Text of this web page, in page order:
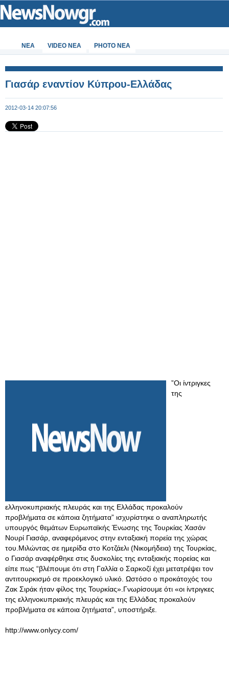
ΝΕΑ VIDEO NEA PHOTO NEA
Γιασάρ εναντίον Κύπρου-Ελλάδας
2012-03-14 20:07:56
”Οι ίντριγκες
της
ελληνοκυπριακής πλευράς και της Ελλάδας προκαλούν
προβλήματα σε κάποια ζητήματα” ισχυρίστηκε ο αναπληρωτής
υπουργός θεμάτων Ευρωπαϊκής Ένωσης της Τουρκίας Χασάν
Νουρί Γιασάρ, αναφερόμενος στην ενταξιακή πορεία της χώρας
του.Μιλώντας σε ημερίδα στο Κοτζάελι (Νικομήδεια) της Τουρκίας,
ο Γιασάρ αναφέρθηκε στις δυσκολίες της ενταξιακής πορείας και
είπε πως “βλέπουμε ότι στη Γαλλία ο Σαρκοζί έχει μετατρέψει τον
αντιτουρκισμό σε προεκλογικό υλικό. Ωστόσο ο προκάτοχός του
Ζακ Σιράκ ήταν φίλος της Τουρκίας».Γνωρίσουμε ότι «οι ίντριγκες
της ελληνοκυπριακής πλευράς και της Ελλάδας προκαλούν
προβλήματα σε κάποια ζητήματα”, υποστήριξε.
http://www.onlycy.com/